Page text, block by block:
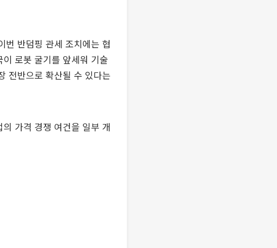
번 반덤핑 관세 조치에는 협
로봇 굴기를 앞세워 기술
전반으로 확산될 수 있다는
가격 경쟁 여건을 일부 개